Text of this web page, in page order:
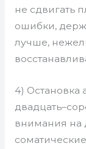
не сдвигать
ошибки,
лучше,
4) Остановка
внимания на